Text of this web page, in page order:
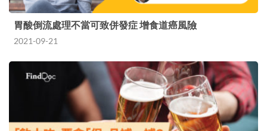
胃酸倒流處理不當可致併發症 增食道癌風險
2021-09-21